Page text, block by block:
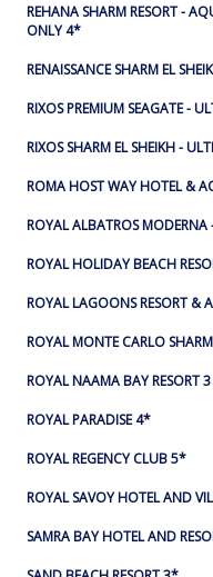
REHANA SHARM RESORT -
ONLY 4*
RENAISSANCE SHARM EL
RIXOS PREMIUM SEAGATE -
RIXOS SHARM EL SHEIKH -
ROMA HOST WAY HOTEL &
ROYAL ALBATROS
ROYAL HOLIDAY BEACH
ROYAL LAGOONS RESORT &
ROYAL MONTE CARLO
ROYAL NAAMA BAY RESORT 3
ROYAL PARADISE 4*
ROYAL REGENCY CLUB 5*
ROYAL SAVOY HOTEL AND
SAMRA BAY HOTEL AND